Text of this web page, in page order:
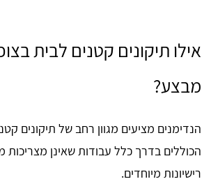
אילו תיקונים קטנים לבית
מבצע?
הנדימנים מציעים מגוון רחב של תיקונים
הכוללים בדרך כלל עבודות שאינן מצריכות
רישיונות מיוחדים.